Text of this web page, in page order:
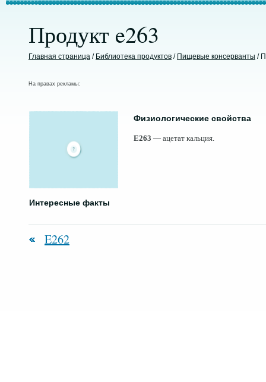
Продукт e263
Главная страница / Библиотека продуктов / Пищевые консерванты /
На правах рекламы:
Физиологические свойства
E263 — ацетат кальция.
Интересные факты
E262